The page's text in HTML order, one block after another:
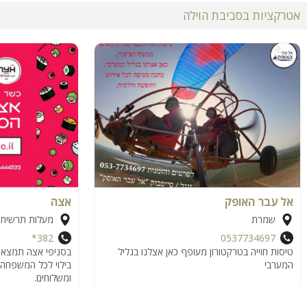
אטרקציות בסביבת הוילה
אל עבר האופק
שמרת
0537734697
טיסות חוייה בטרקטורון מעופף כאן אצלנו בגליל
המערבי
אצה
מעלות
382*
בסניפי אצה
ומשלוחים.